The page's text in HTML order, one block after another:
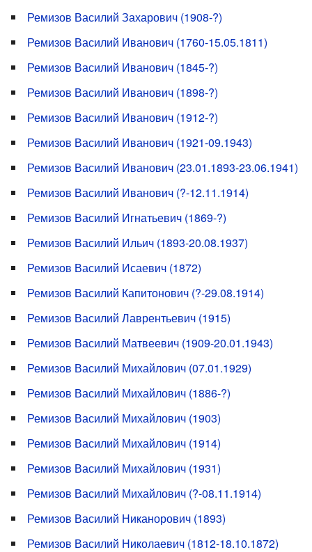
Ремизов Василий Захарович (1908-?)
Ремизов Василий Иванович (1760-15.05.1811)
Ремизов Василий Иванович (1845-?)
Ремизов Василий Иванович (1898-?)
Ремизов Василий Иванович (1912-?)
Ремизов Василий Иванович (1921-09.1943)
Ремизов Василий Иванович (23.01.1893-23.06.1941)
Ремизов Василий Иванович (?-12.11.1914)
Ремизов Василий Игнатьевич (1869-?)
Ремизов Василий Ильич (1893-20.08.1937)
Ремизов Василий Исаевич (1872)
Ремизов Василий Капитонович (?-29.08.1914)
Ремизов Василий Лаврентьевич (1915)
Ремизов Василий Матвеевич (1909-20.01.1943)
Ремизов Василий Михайлович (07.01.1929)
Ремизов Василий Михайлович (1886-?)
Ремизов Василий Михайлович (1903)
Ремизов Василий Михайлович (1914)
Ремизов Василий Михайлович (1931)
Ремизов Василий Михайлович (?-08.11.1914)
Ремизов Василий Никанорович (1893)
Ремизов Василий Николаевич (1812-18.10.1872)